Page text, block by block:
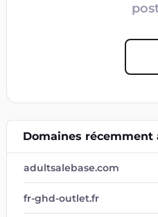
Domaines récemment
adultsalebase.com
fr-ghd-outlet.fr